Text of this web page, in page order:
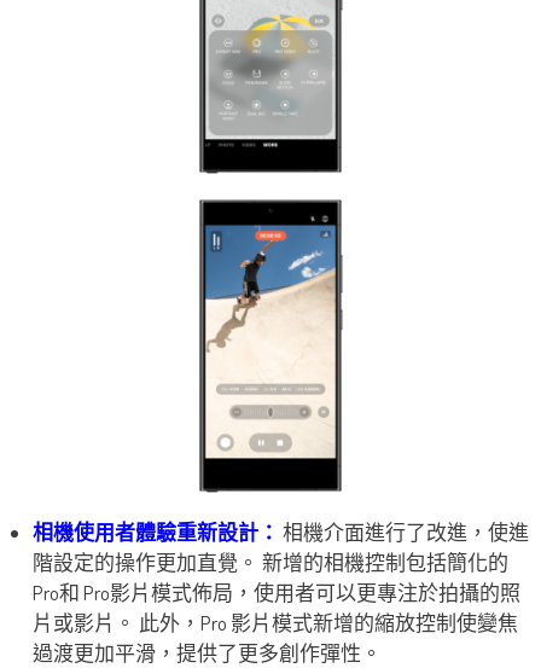
相機使用者體驗重新設計： 相機介面進行了改進，使進
階設定的操作更加直覺。 新增的相機控制包括簡化的
Pro和 Pro影片模式佈局，使用者可以更專注於拍攝的照
片或影片。 此外，Pro 影片模式新增的縮放控制使變焦
過渡更加平滑，提供了更多創作彈性。